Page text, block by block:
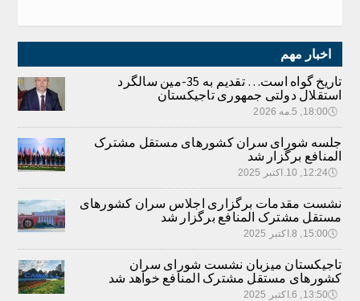
اخبار مهم
تاریخ گواه است… تقدیم به 35-مین سالگرد
استقلال دولتی جمهوری تاجیکستان
🕔18:00, 5.مه 2026
جلسه شورای سران کشورهای مستقل مشترک
المنافع برگزار شد
🕔12:24, 10.اکتبر 2025
نشست مقدمات برگزاری اجلاس سران کشورهای
مستقل مشترک المنافع برگزار شد
🕔15:00, 8.اکتبر 2025
تاجیکستان میزبان نشست شورای سران
کشورهای مستقل مشترک المنافع خواهد شد
🕔13:50, 6.اکتبر 2025